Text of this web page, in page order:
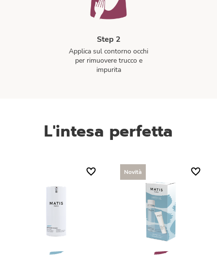
Step 2
Applica sul contorno occhi
per rimuovere trucco e
impurita
L'intesa perfetta
Novità